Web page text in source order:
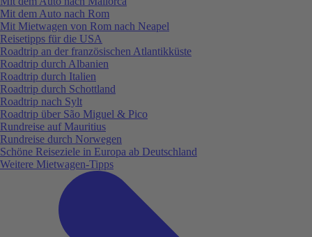
Mit dem Auto nach Rom
Mit Mietwagen von Rom nach Neapel
Reisetipps für die USA
Roadtrip an der französischen Atlantikküste
Roadtrip durch Albanien
Roadtrip durch Italien
Roadtrip durch Schottland
Roadtrip nach Sylt
Roadtrip über São Miguel & Pico
Rundreise auf Mauritius
Rundreise durch Norwegen
Schöne Reiseziele in Europa ab Deutschland
Weitere Mietwagen-Tipps